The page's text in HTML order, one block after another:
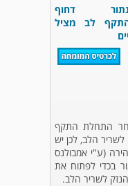
דחוף
לב מציל
התחלת התקף
הלב, לכן יש
(ע"י אמבולנס
בכדי לפתוח את
לשריר הלב.